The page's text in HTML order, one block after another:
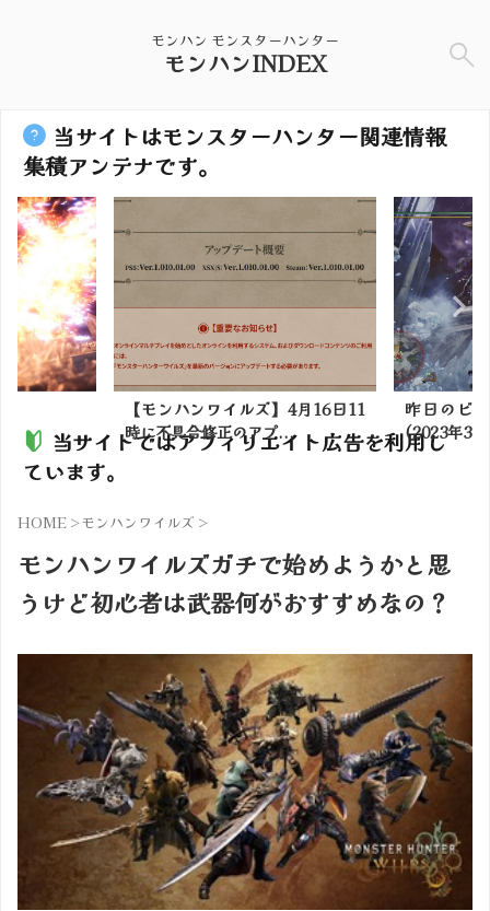
モンハン モンスターハンター
モンハンINDEX
当サイトはモンスターハンター関連情報
集積アンテナです。
プ...
昨日のビューネイさん部屋情報
(2023年3月26日)：...
昨日の
んのミ
当サイトではアフィリエイト広告を利用し
ています。
HOME >モンハンワイルズ >
モンハンワイルズガチで始めようかと思
うけど初心者は武器何がおすすめなの？